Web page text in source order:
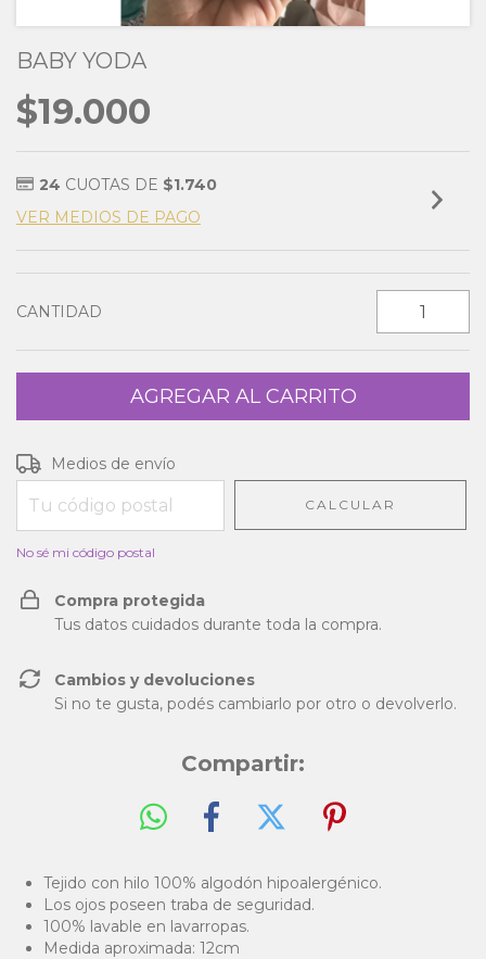
BABY YODA
$19.000
24 CUOTAS DE $1.740
VER MEDIOS DE PAGO
CANTIDAD
Entregas para el CP:
Medios de envío
CALCULAR
No sé mi código postal
Compra protegida
Tus datos cuidados durante toda la compra.
Cambios y devoluciones
Si no te gusta, podés cambiarlo por otro o devolverlo.
Compartir:
Tejido con hilo 100% algodón hipoalergénico.
Los ojos poseen traba de seguridad.
100% lavable en lavarropas.
Medida aproximada: 12cm